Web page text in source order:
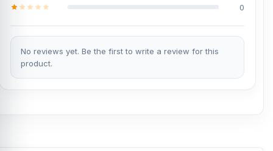
0
No reviews yet. Be the first to write a review for this
product.